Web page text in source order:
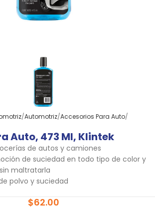
Automotriz Accesorios Para Auto
Auto, 473 Ml, Klintek
de autos y camiones
de suciedad en todo tipo de color y
maltratarla
polvo y suciedad
$62.00